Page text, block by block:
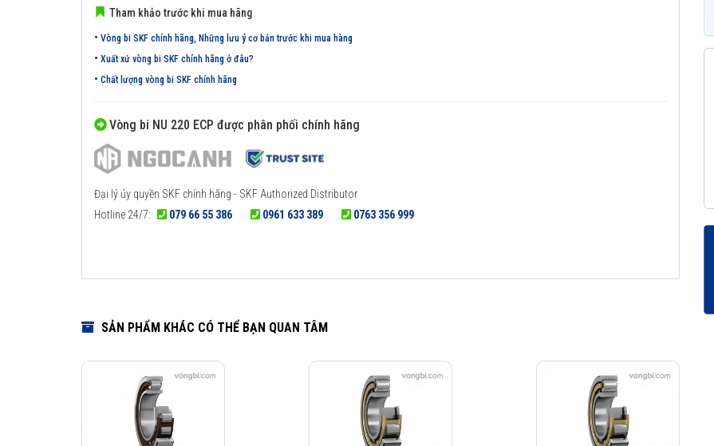
Tham khảo trước khi mua hãng
• Vòng bi SKF chính hãng, Những lưu ý cơ bản trước khi mua hàng
• Xuất xứ vòng bi SKF chính hãng ở đâu?
• Chất lượng vòng bi SKF chính hãng
Vòng bi NU 220 ECP được phân phối chính hãng
Đại lý ủy quyền SKF chính hãng - SKF Authorized Distributor
Hotline 24/7:
079 66 55 386 0961 633 389 0763 356 999
SẢN PHẨM KHÁC CÓ THỂ BẠN QUAN TÂM